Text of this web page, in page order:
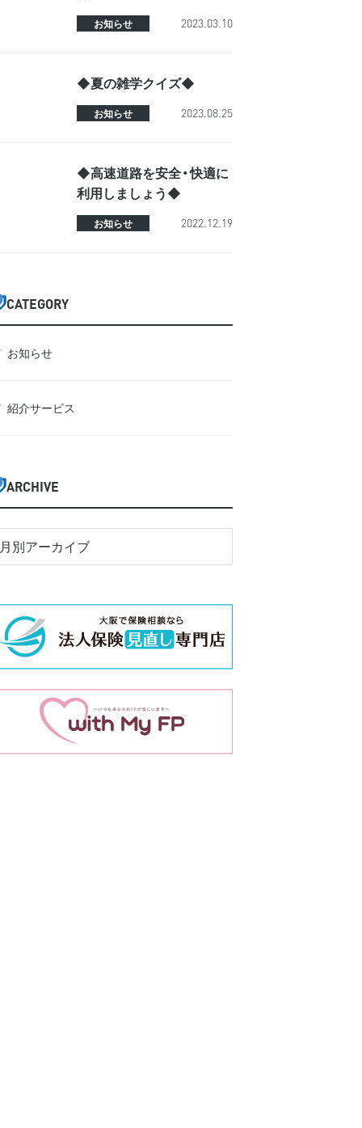
お知らせ 2023.03.10
◆夏の雑学クイズ◆
お知らせ 2023.08.25
◆高速道路を安全・快適に
利用しましょう◆
お知らせ 2022.12.19
CATEGORY
お知らせ
紹介サービス
ARCHIVE